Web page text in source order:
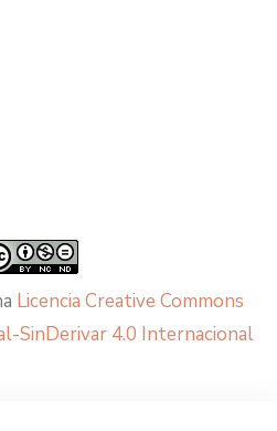
Licencia Creative Commons
SinDerivar 4.0 Internacional